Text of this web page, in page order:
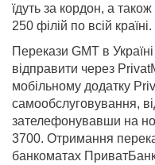
їдуть за кордон, а
250 філій по всій країні.
Перекази GMT в
відправити через
мобільному додатку
самообслуговування,
зателефонувавши на
3700. Отримання
банкоматах